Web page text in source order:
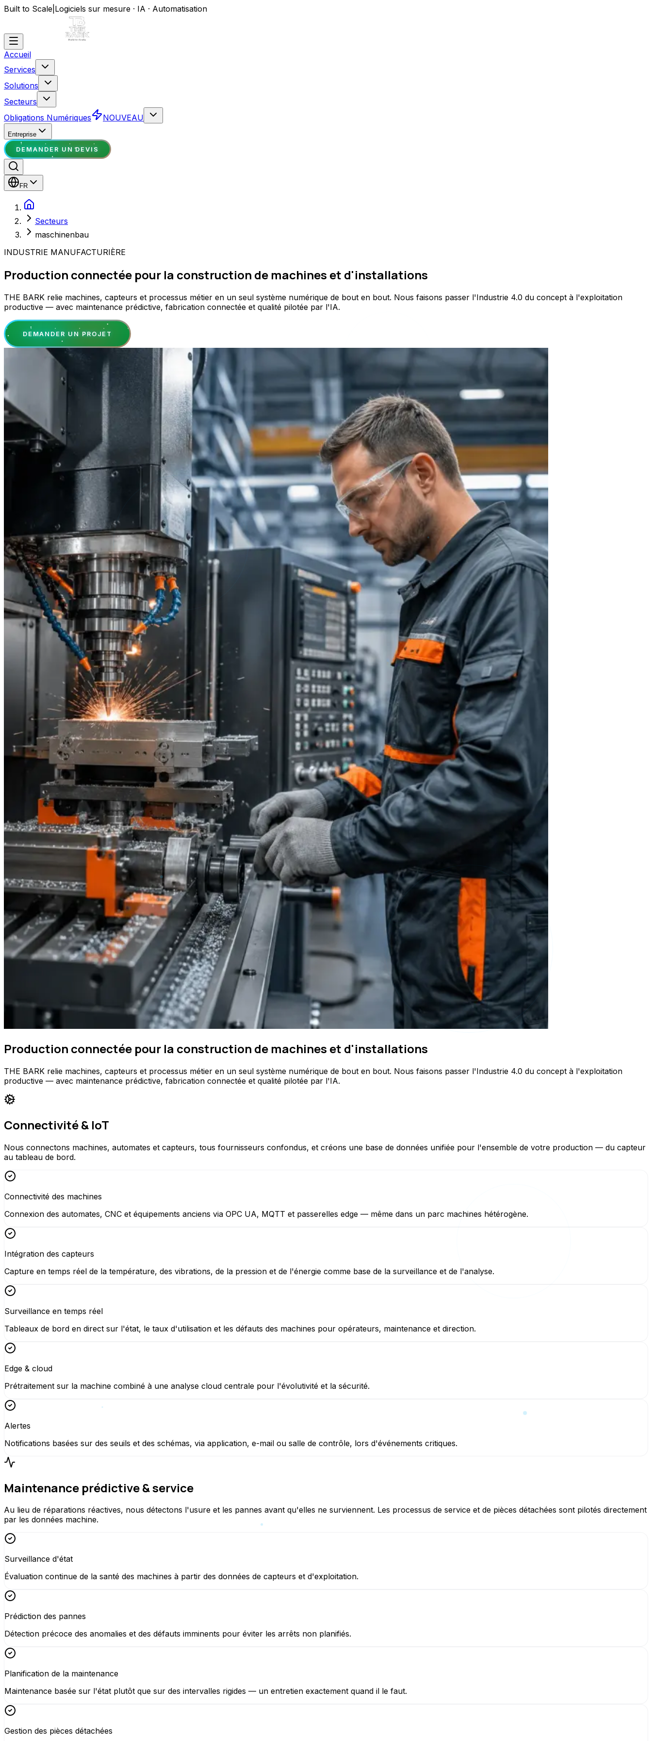
Built to Scale Logiciels sur mesure · IA · Automatisation
Accueil
Services
Solutions
Secteurs
Obligations Numériques
NOUVEAU
Entreprise
DEMANDER UN DEVIS
FR
Secteurs
maschinenbau
INDUSTRIE MANUFACTURIÈRE
Production connectée pour la construction de machines et d'installations
THE BARK relie machines, capteurs et processus métier en un seul système numérique de bout en bout. Nous faisons passer l'Industrie 4.0 du concept à l'exploitation
productive — avec maintenance prédictive, fabrication connectée et qualité pilotée par l'IA.
DEMANDER UN PROJET
Production connectée pour la construction de machines et d'installations
THE BARK relie machines, capteurs et processus métier en un seul système numérique de bout en bout. Nous faisons passer l'Industrie 4.0 du concept à l'exploitation
productive — avec maintenance prédictive, fabrication connectée et qualité pilotée par l'IA.
Connectivité & IoT
Nous connectons machines, automates et capteurs, tous fournisseurs confondus, et créons une base de données unifiée pour l'ensemble de votre production — du capteur
au tableau de bord.
Connectivité des machines
Connexion des automates, CNC et équipements anciens via OPC UA, MQTT et passerelles edge — même dans un parc machines hétérogène.
Intégration des capteurs
Capture en temps réel de la température, des vibrations, de la pression et de l'énergie comme base de la surveillance et de l'analyse.
Surveillance en temps réel
Tableaux de bord en direct sur l'état, le taux d'utilisation et les défauts des machines pour opérateurs, maintenance et direction.
Edge & cloud
Prétraitement sur la machine combiné à une analyse cloud centrale pour l'évolutivité et la sécurité.
Alertes
Notifications basées sur des seuils et des schémas, via application, e-mail ou salle de contrôle, lors d'événements critiques.
Maintenance prédictive & service
Au lieu de réparations réactives, nous détectons l'usure et les pannes avant qu'elles ne surviennent. Les processus de service et de pièces détachées sont pilotés directement
par les données machine.
Surveillance d'état
Évaluation continue de la santé des machines à partir des données de capteurs et d'exploitation.
Prédiction des pannes
Détection précoce des anomalies et des défauts imminents pour éviter les arrêts non planifiés.
Planification de la maintenance
Maintenance basée sur l'état plutôt que sur des intervalles rigides — un entretien exactement quand il le faut.
Gestion des pièces détachées